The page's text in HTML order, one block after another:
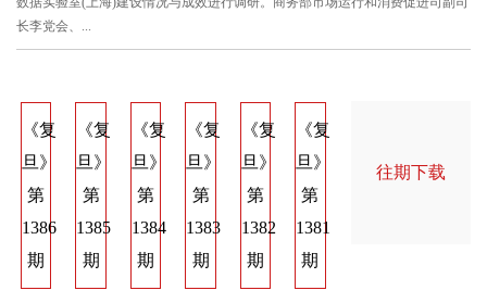
长李党会、...
《复
旦》
第
1386
期
《复
旦》
第
1385
期
《复
旦》
第
1384
期
《复
旦》
第
1383
期
《复
旦》
第
1382
期
《复
旦》
第
1381
期
旦》
往期下载